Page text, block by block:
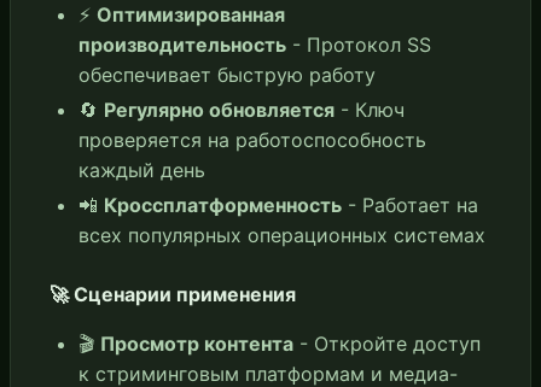
⚡ Оптимизированная
производительность - Протокол SS
обеспечивает быструю работу
🔄 Регулярно обновляется - Ключ
проверяется на работоспособность
каждый день
📲 Кроссплатформенность - Работает на
всех популярных операционных системах
🚀 Сценарии применения
🎬 Просмотр контента - Откройте доступ
к стриминговым платформам и медиа-